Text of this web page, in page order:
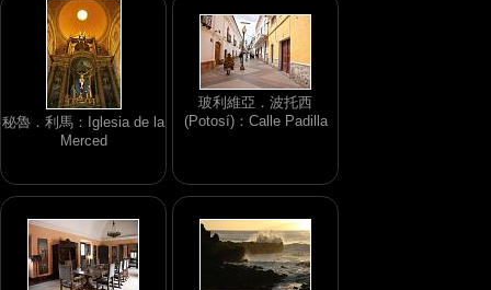
秘魯．利馬：Iglesia de la
Merced
玻利維亞．波托西
(Potosí)：Calle Padilla